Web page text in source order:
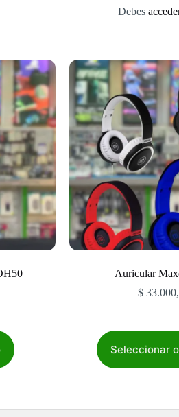
Debes
Auricular
$
Seleccionar